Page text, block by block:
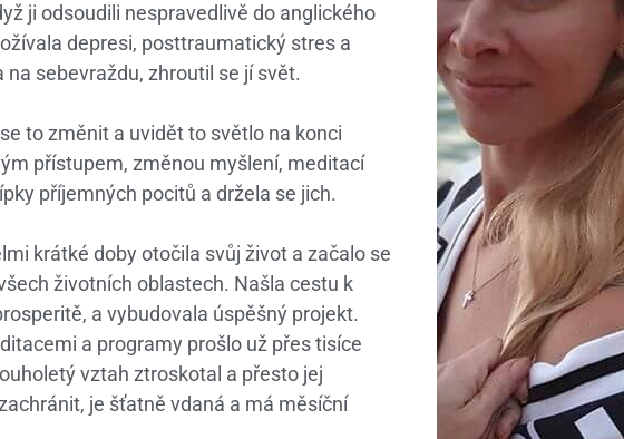
ji odsoudili nespravedlivě do anglického
depresi, posttraumatický stres a
na sebevraždu, zhroutil se jí svět.
to změnit a uvidět to světlo na konci
přístupem, změnou myšlení, meditací
příjemných pocitů a držela se jich.
krátké doby otočila svůj život a začalo se
životních oblastech. Našla cestu k
a vybudovala úspěšný projekt.
a programy prošlo už přes tisíce
vztah ztroskotal a přesto jej
je šťatně vdaná a má měsíční